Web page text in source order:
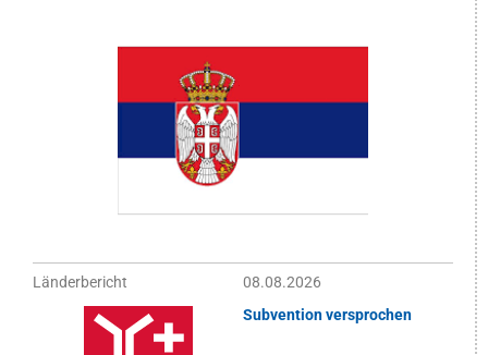
Länderbericht
08.08.2026
Subvention versprochen